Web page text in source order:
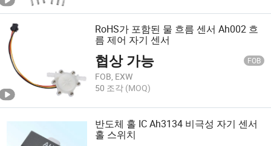
RoHS가 포함된 물 흐름 센서 Ah002 흐
름 제어 자기 센서
협상 가능 FOB
FOB, EXW
50 조각 (MOQ)
반도체 홀 IC Ah3134 비극성 자기 센서
홀 스위치